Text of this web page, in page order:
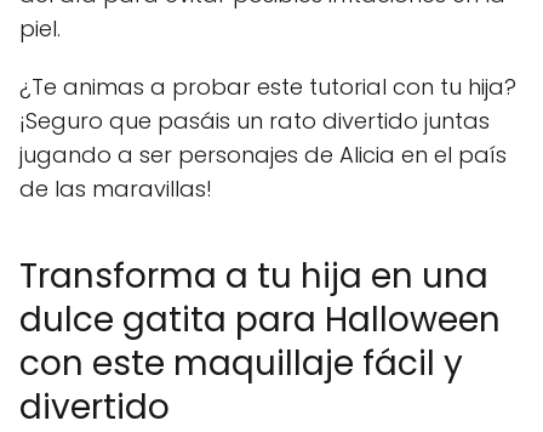
piel.
¿Te animas a probar este tutorial con tu hija?
¡Seguro que pasáis un rato divertido juntas
jugando a ser personajes de Alicia en el país
de las maravillas!
Transforma a tu hija en una
dulce gatita para Halloween
con este maquillaje fácil y
divertido